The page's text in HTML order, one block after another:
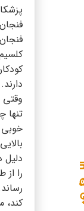
دارند.
تنها
خوبی
را
کند،